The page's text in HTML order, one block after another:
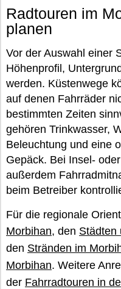
Radtouren im
planen
Vor der Auswahl einer
Höhenprofil,
werden. Küstenwege
auf denen Fahrräder
bestimmten Zeiten
gehören Trinkwasser,
Beleuchtung und eine
Gepäck. Bei Insel-
außerdem
beim Betreiber
Für die regionale
Morbihan, den Städten
den Stränden im
Morbihan. Weitere
der Fahrradtouren in